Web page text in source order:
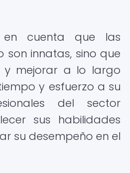
en cuenta que las
innatas, sino que
y mejorar a lo largo
y esfuerzo a su
del sector
sus habilidades
su desempeño en el